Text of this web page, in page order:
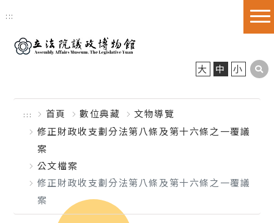
跳到主要內容區塊
:::
大 中 小
::: 首頁 數位典藏
文物導覽
修正財政收支劃分法第八條及第十六條之一覆議
案
公文檔案
修正財政收支劃分法第八條及第十六條之一覆議
案